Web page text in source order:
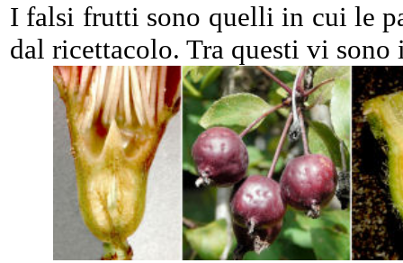
I falsi frutti sono quelli in cui le
dal ricettacolo. Tra questi vi sono